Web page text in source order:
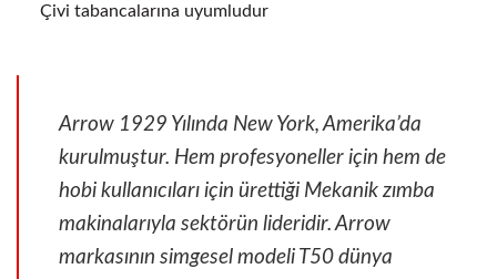
Çivi tabancalarına uyumludur
Arrow 1929 Yılında New York, Amerika’da
kurulmuştur. Hem profesyoneller için hem de
hobi kullanıcıları için ürettiği Mekanik zımba
makinalarıyla sektörün lideridir. Arrow
markasının simgesel modeli T50 dünya